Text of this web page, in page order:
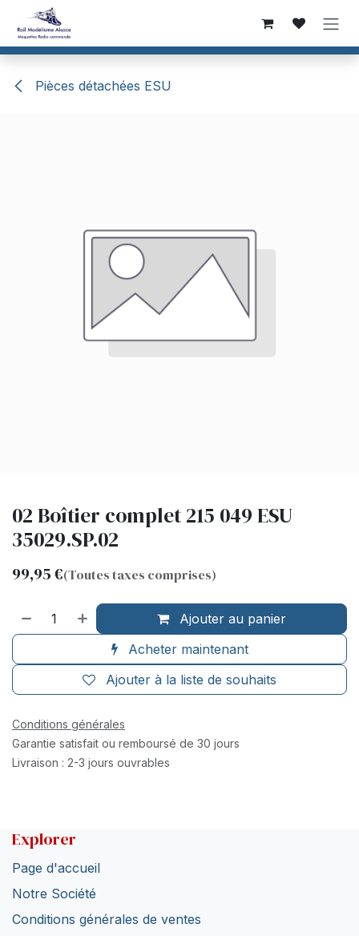
Se rendre au contenu
Pièces détachées ESU
02 Boîtier complet 215 049 ESU
35029.SP.02
99,95€(Toutes taxes comprises)
Ajouter au panier
Acheter maintenant
Ajouter à la liste de souhaits
Conditions générales
Garantie satisfait ou remboursé de 30 jours
Livraison : 2-3 jours ouvrables
Explorer
Page d'accueil
Notre Société
Conditions générales de ventes